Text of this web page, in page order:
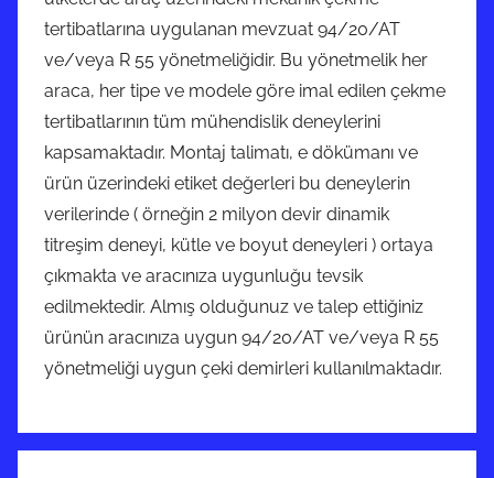
tertibatlarına uygulanan mevzuat 94/20/AT
ve/veya R 55 yönetmeliğidir. Bu yönetmelik her
araca, her tipe ve modele göre imal edilen çekme
tertibatlarının tüm mühendislik deneylerini
kapsamaktadır. Montaj talimatı, e dökümanı ve
ürün üzerindeki etiket değerleri bu deneylerin
verilerinde ( örneğin 2 milyon devir dinamik
titreşim deneyi, kütle ve boyut deneyleri ) ortaya
çıkmakta ve aracınıza uygunluğu tevsik
edilmektedir. Almış olduğunuz ve talep ettiğiniz
ürünün aracınıza uygun 94/20/AT ve/veya R 55
yönetmeliği uygun çeki demirleri kullanılmaktadır.